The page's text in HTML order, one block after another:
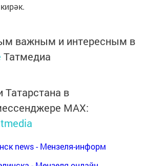
важным и интересным в
Татмедиа
Татарстана в
MАХ:
news - Мензеля-информ